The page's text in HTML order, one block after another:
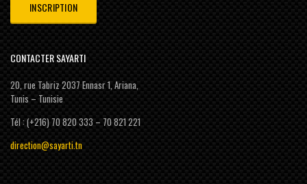
CONTACTER SAYARTI
20, rue Tabriz 2037 Ennasr 1, Ariana,
Tunis – Tunisie
Tél : (+216) 70 820 333 – 70 821 221
direction@sayarti.tn